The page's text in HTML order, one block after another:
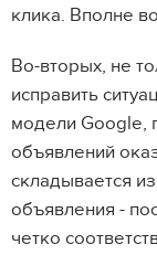
клика. Вполне
Во-вторых, не
исправить
модели Google,
объявлений
складывается
объявления -
четко